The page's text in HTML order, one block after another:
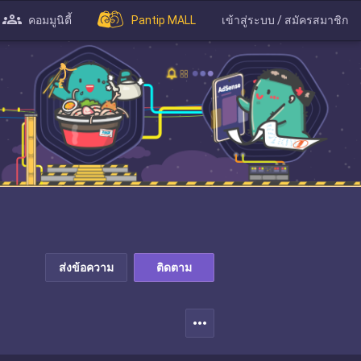
คอมมูนิตี้ Pantip MALL เข้าสู่ระบบ / สมัครสมาชิก
ส่งข้อความ ติดตาม
more_horiz